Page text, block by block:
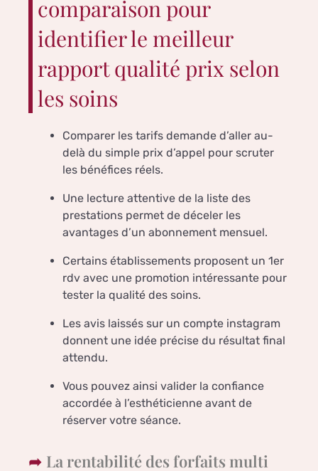
comparaison pour
identifier le meilleur
rapport qualité prix selon
les soins
Comparer les tarifs demande d’aller au-
delà du simple prix d’appel pour scruter
les bénéfices réels.
Une lecture attentive de la liste des
prestations permet de déceler les
avantages d’un abonnement mensuel.
Certains établissements proposent un 1er
rdv avec une promotion intéressante pour
tester la qualité des soins.
Les avis laissés sur un compte instagram
donnent une idée précise du résultat final
attendu.
Vous pouvez ainsi valider la confiance
accordée à l’esthéticienne avant de
réserver votre séance.
La rentabilité des forfaits multi